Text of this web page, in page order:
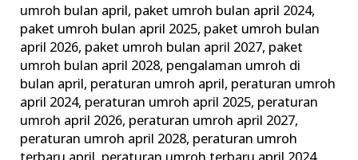
umroh bulan april, paket umroh bulan april 2024,
paket umroh bulan april 2025, paket umroh bulan
april 2026, paket umroh bulan april 2027, paket
umroh bulan april 2028, pengalaman umroh di
bulan april, peraturan umroh april, peraturan umroh
april 2024, peraturan umroh april 2025, peraturan
umroh april 2026, peraturan umroh april 2027,
peraturan umroh april 2028, peraturan umroh